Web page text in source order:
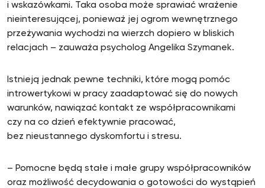
i wskazówkami. Taka osoba może sprawiać wrażenie
nieinteresującej, ponieważ jej ogrom wewnętrznego
przeżywania wychodzi na wierzch dopiero w bliskich
relacjach – zauważa psycholog Angelika Szymanek.
Istnieją jednak pewne techniki, które mogą pomóc
introwertykowi w pracy zaadaptować się do nowych
warunków, nawiązać kontakt ze współpracownikami
czy na co dzień efektywnie pracować,
bez nieustannego dyskomfortu i stresu.
– Pomocne będą stałe i małe grupy współpracowników
oraz możliwość decydowania o gotowości do wystąpień